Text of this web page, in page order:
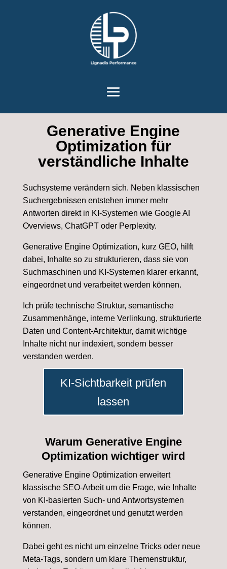
Generative Engine
Optimization für
verständliche Inhalte
Suchsysteme verändern sich. Neben klassischen
Suchergebnissen entstehen immer mehr
Antworten direkt in KI-Systemen wie Google AI
Overviews, ChatGPT oder Perplexity.
Generative Engine Optimization, kurz GEO, hilft
dabei, Inhalte so zu strukturieren, dass sie von
Suchmaschinen und KI-Systemen klarer erkannt,
eingeordnet und verarbeitet werden können.
Ich prüfe technische Struktur, semantische
Zusammenhänge, interne Verlinkung, strukturierte
Daten und Content-Architektur, damit wichtige
Inhalte nicht nur indexiert, sondern besser
verstanden werden.
KI-Sichtbarkeit prüfen
lassen
Warum Generative Engine
Optimization wichtiger wird
Generative Engine Optimization erweitert
klassische SEO-Arbeit um die Frage, wie Inhalte
von KI-basierten Such- und Antwortsystemen
verstanden, eingeordnet und genutzt werden
können.
Dabei geht es nicht um einzelne Tricks oder neue
Meta-Tags, sondern um klare Themenstruktur,